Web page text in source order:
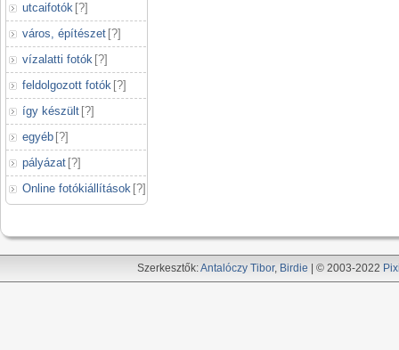
utcaifotók [?]
város, építészet [?]
vízalatti fotók [?]
feldolgozott fotók [?]
így készült [?]
egyéb [?]
pályázat [?]
Online fotókiállítások [?]
Szerkesztők:Antalóczy Tibor, Birdie | © 2003-2022